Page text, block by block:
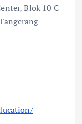
Blok 10 C